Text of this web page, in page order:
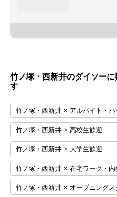
竹ノ塚・西新井のダイソー
す
竹ノ塚・西新井 × アルバイト・パ
竹ノ塚・西新井 × 高校生歓迎
竹ノ塚・西新井 × 大学生歓迎
竹ノ塚・西新井 × 在宅ワーク・内
竹ノ塚・西新井 × オープニングス